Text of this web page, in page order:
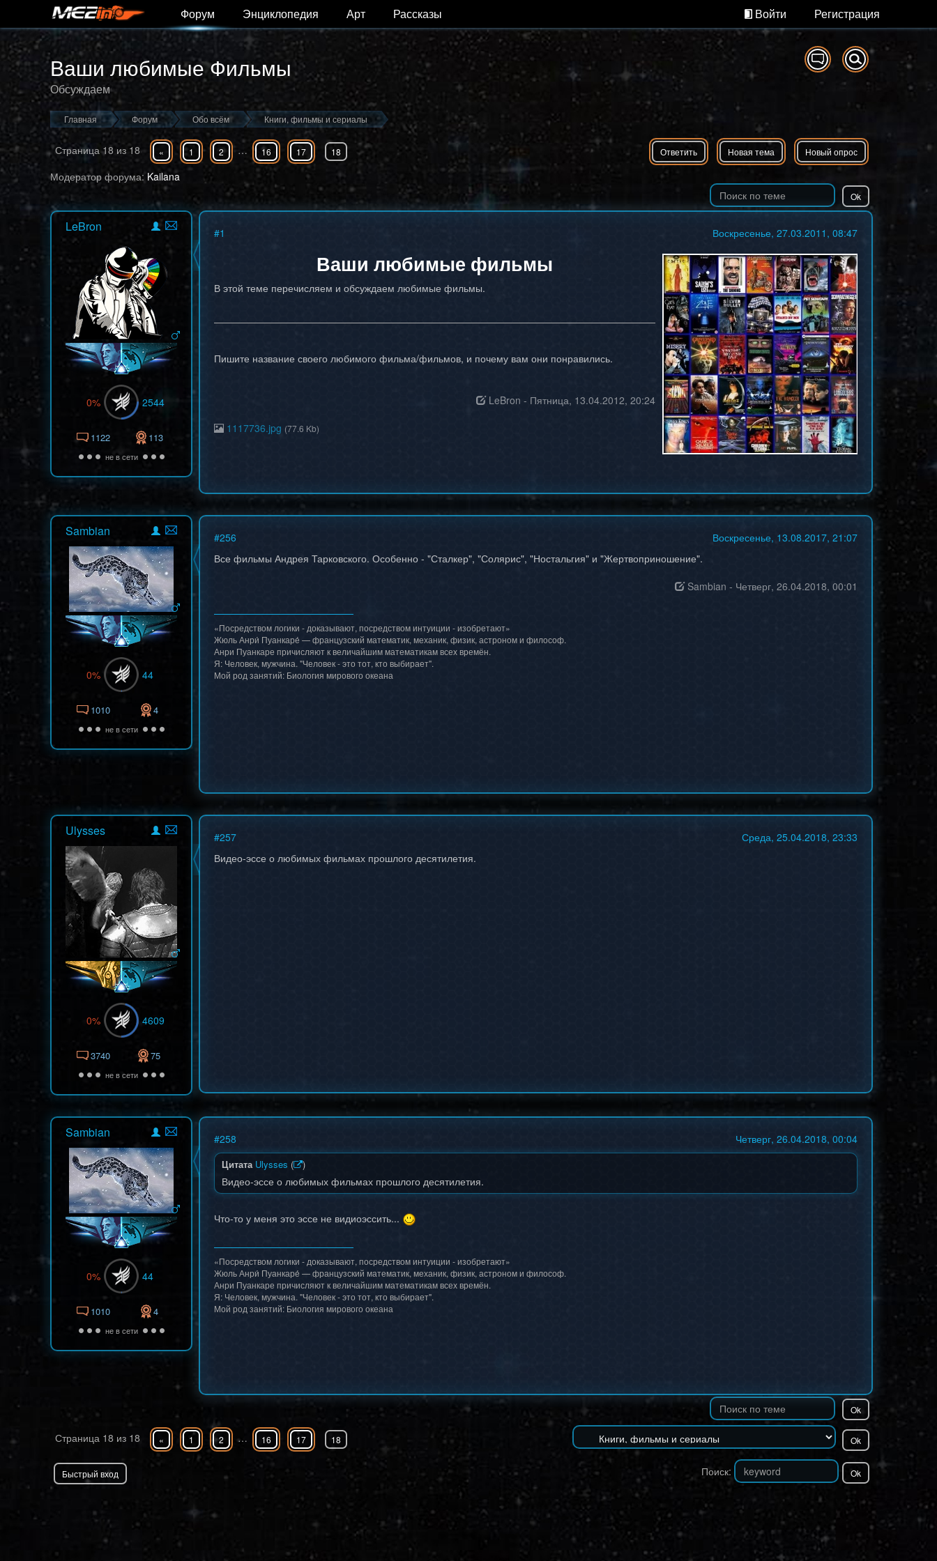
Форум Энциклопедия Арт Рассказы Войти Регистрация
Ваши любимые Фильмы
Обсуждаем
Главная Форум Обо всём Книги, фильмы и сериалы
Страница18 из 18 « 1 2 … 16 17 18 Ответить Новая тема Новый опрос
Модератор форума: Kailana
LeBron
0% 2544
1122 113
не в сети
#1 Воскресенье, 27.03.2011, 08:47
Ваши любимые фильмы
В этой теме перечисляем и обсуждаем любимые фильмы.
Пишите название своего любимого фильма/фильмов, и почему вам они понравились.
LeBron - Пятница, 13.04.2012, 20:24
1117736.jpg (77.6 Kb)
Sambian
0% 44
1010 4
не в сети
#256
Воскресенье, 13.08.2017, 21:07
Все фильмы Андрея Тарковского. Особенно - "Сталкер", "Солярис", "Ностальгия" и "Жертвоприношение".
Sambian - Четверг, 26.04.2018, 00:01
«Посредством логики - доказывают, посредством интуиции - изобретают»
Жюль Анри́ Пуанкаре́ — французский математик, механик, физик, астроном и философ.
Анри Пуанкаре причисляют к величайшим математикам всех времён.
Я: Человек, мужчина. "Человек - это тот, кто выбирает".
Мой род занятий: Биология мирового океана
Ulysses
0% 4609
3740 75
не в сети
#257
Среда, 25.04.2018, 23:33
Видео-эссе о любимых фильмах прошлого десятилетия.
Sambian
0% 44
1010 4
не в сети
#258 Четверг, 26.04.2018, 00:04
Цитата Ulysses ( )
Видео-эссе о любимых фильмах прошлого десятилетия.
Что-то у меня это эссе не видиоэссить...
«Посредством логики - доказывают, посредством интуиции - изобретают»
Жюль Анри́ Пуанкаре́ — французский математик, механик, физик, астроном и философ.
Анри Пуанкаре причисляют к величайшим математикам всех времён.
Я: Человек, мужчина. "Человек - это тот, кто выбирает".
Мой род занятий: Биология мирового океана
Страница 18 из 18 « 1 2 … 16 17 18
Поиск: